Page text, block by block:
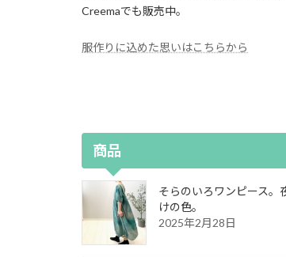
Creemaでも販売中。
服作りに込めた思いはこちらから
商品
そらのいろワンピース。
けの色。
2025年2月28日